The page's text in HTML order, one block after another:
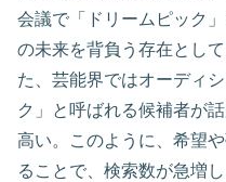
会議で「ドリームピック
の未来を背負う存在とし
た、芸能界ではオーディ
ク」と呼ばれる候補者が
高い。このように、希望
ることで、検索数が急増